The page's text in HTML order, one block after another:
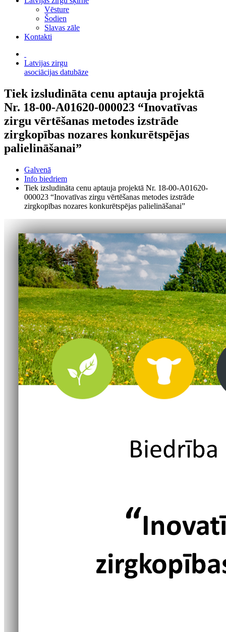
Vēsture
Šodien
Slavas zāle
Kontakti
Latvijas zirgu
asociācijas datubāze
Tiek izsludināta cenu aptauja projektā
Nr. 18-00-A01620-000023 “Inovatīvas
zirgu vērtēšanas metodes izstrāde
zirgkopības nozares konkurētspējas
palielināšanai”
Galvenā
Info biedriem
Tiek izsludināta cenu aptauja projektā Nr. 18-00-A01620-
000023 “Inovatīvas zirgu vērtēšanas metodes izstrāde
zirgkopības nozares konkurētspējas palielināšanai”